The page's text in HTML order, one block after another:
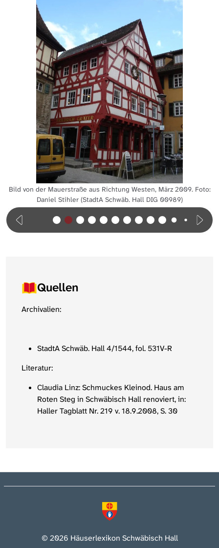
Bild von der Mauerstraße aus Richtung Westen, März 2009. Foto:
Daniel Stihler (StadtA Schwäb. Hall DIG 00989)
Quellen
Archivalien:
StadtA Schwäb. Hall 4/1544, fol. 531V-R
Literatur:
Claudia Linz: Schmuckes Kleinod. Haus am
Roten Steg in Schwäbisch Hall renoviert, in:
Haller Tagblatt Nr. 219 v. 18.9.2008, S. 30
© 2026 Häuserlexikon Schwäbisch Hall